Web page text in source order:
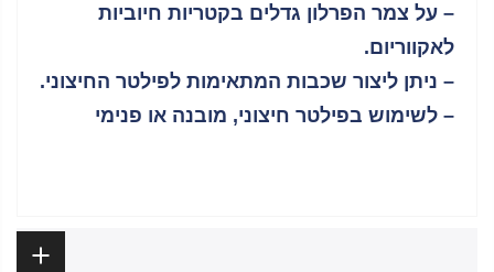
– על צמר הפרלון גדלים בקטריות חיוביות
לאקווריום.
– ניתן ליצור שכבות המתאימות לפילטר החיצוני.
– לשימוש בפילטר חיצוני, מובנה או פנימי